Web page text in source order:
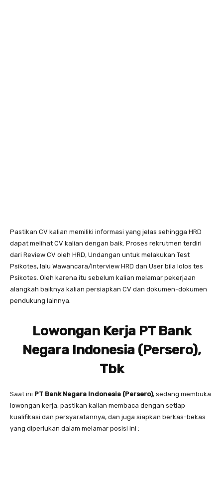
Pastikan CV kalian memiliki informasi yang jelas sehingga HRD
dapat melihat CV kalian dengan baik. Proses rekrutmen terdiri
dari Review CV oleh HRD, Undangan untuk melakukan Test
Psikotes, lalu Wawancara/Interview HRD dan User bila lolos tes
Psikotes. Oleh karena itu sebelum kalian melamar pekerjaan
alangkah baiknya kalian persiapkan CV dan dokumen-dokumen
pendukung lainnya.
Lowongan Kerja PT Bank
Negara Indonesia (Persero),
Tbk
Saat ini PT Bank Negara Indonesia (Persero), sedang membuka
lowongan kerja, pastikan kalian membaca dengan setiap
kualifikasi dan persyaratannya, dan juga siapkan berkas-bekas
yang diperlukan dalam melamar posisi ini :